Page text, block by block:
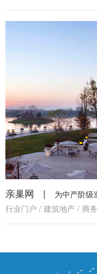
亲巢网 |
为中产阶级造
行业门户 / 建筑地产 / 商